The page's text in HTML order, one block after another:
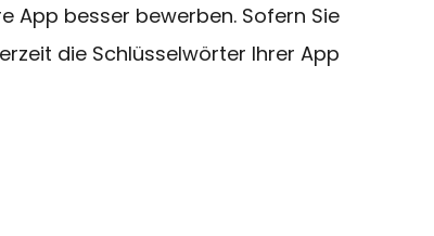
App besser bewerben. Sofern Sie
die Schlüsselwörter Ihrer App